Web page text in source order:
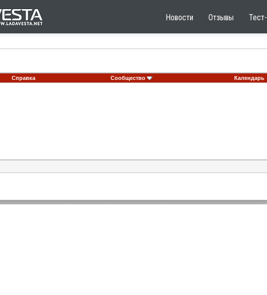
Новости Отзывы
Справка Сообщество Календарь